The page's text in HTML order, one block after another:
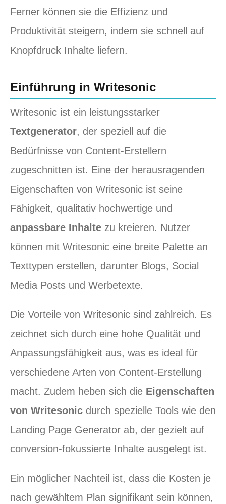
Ferner können sie die Effizienz und
Produktivität steigern, indem sie schnell auf
Knopfdruck Inhalte liefern.
Einführung in Writesonic
Writesonic ist ein leistungsstarker
Textgenerator, der speziell auf die
Bedürfnisse von Content-Erstellern
zugeschnitten ist. Eine der herausragenden
Eigenschaften von Writesonic ist seine
Fähigkeit, qualitativ hochwertige und
anpassbare Inhalte zu kreieren. Nutzer
können mit Writesonic eine breite Palette an
Texttypen erstellen, darunter Blogs, Social
Media Posts und Werbetexte.
Die Vorteile von Writesonic sind zahlreich. Es
zeichnet sich durch eine hohe Qualität und
Anpassungsfähigkeit aus, was es ideal für
verschiedene Arten von Content-Erstellung
macht. Zudem heben sich die Eigenschaften
von Writesonic durch spezielle Tools wie den
Landing Page Generator ab, der gezielt auf
conversion-fokussierte Inhalte ausgelegt ist.
Ein möglicher Nachteil ist, dass die Kosten je
nach gewähltem Plan signifikant sein können,